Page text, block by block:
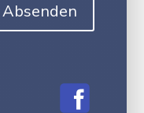
Absenden